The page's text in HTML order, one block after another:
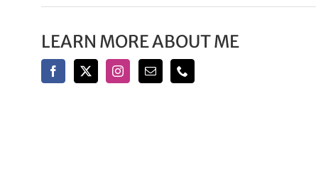
LEARN MORE ABOUT ME